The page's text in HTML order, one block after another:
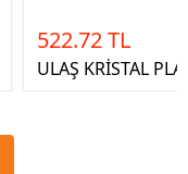
522.72 TL
ULAŞ KRİSTAL